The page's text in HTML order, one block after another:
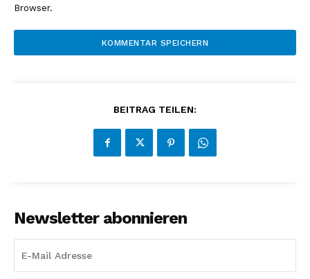
Browser.
BEITRAG TEILEN:
Newsletter abonnieren